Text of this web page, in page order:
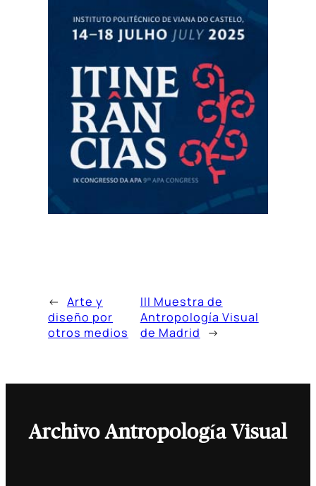
← Arte y
diseño por
otros medios
III Muestra de
Antropología Visual
de Madrid
→
Archivo Antropología Visual